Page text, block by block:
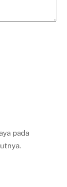
pada